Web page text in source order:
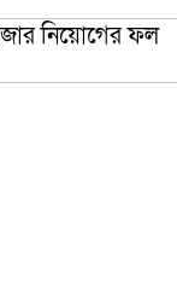
নিয়োগের ফল